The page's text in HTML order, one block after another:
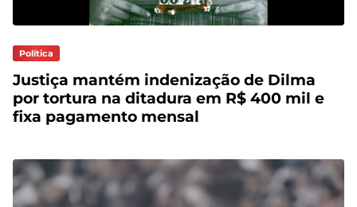
Política
Justiça mantém indenização de Dilma
por tortura na ditadura em R$ 400 mil e
fixa pagamento mensal